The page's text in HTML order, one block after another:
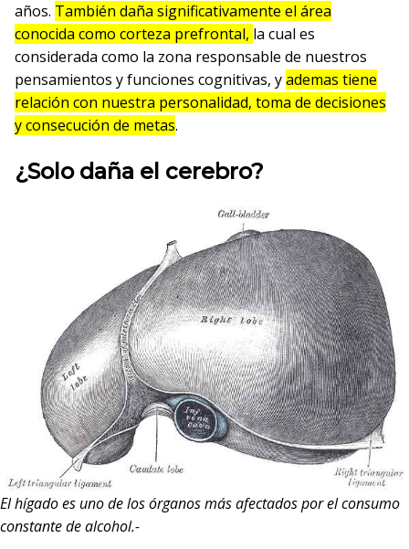
años. También daña significativamente el área
conocida como corteza prefrontal, la cual es
considerada como la zona responsable de nuestros
pensamientos y funciones cognitivas, yademas tiene
relación con nuestra personalidad, toma de decisiones
y consecución de metas.
¿Solo daña el cerebro?
El hígado es uno de los órganos más afectados por el consumo
constante de alcohol.-